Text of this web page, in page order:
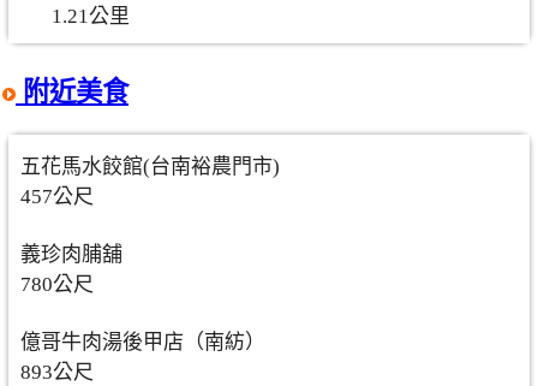
1.21公里
附近美食
五花馬水餃館(台南裕農門市)
457公尺
義珍肉脯舖
780公尺
億哥牛肉湯後甲店（南紡）
893公尺